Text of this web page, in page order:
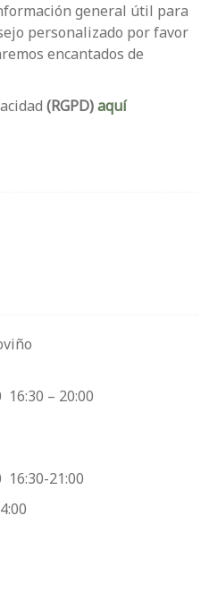
general útil para
personalizado por favor
encantados de
(RGPD)aquí
16:30 – 20:00
16:30-21:00